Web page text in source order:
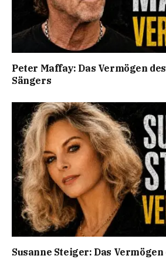
Peter Maffay: Das Vermögen
Sängers
Susanne Steiger: Das